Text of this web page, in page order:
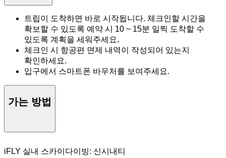
트립이 도착하면 바로 시작됩니다. 체크인할 시간을
확보할 수 있도록 예약 시 10 ~ 15분 일찍 도착할 수
있도록 계획을 세워주세요.
체크인 시 항공편 면제 내역이 작성되어 있는지
확인하세요.
입구에서 스마트폰 바우처를 보여주세요.
가는 방법
iFLY 실내 스카이다이빙: 신시내티